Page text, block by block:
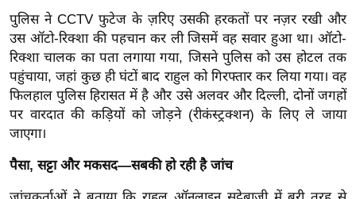
स्टा
इ
ल
टे
क्नॉ
लॉ
ब्यू
टी
पुलिस ने CCTV फुटेज के ज़रिए उसकी हरकतों पर नज़र रखी और
उस ऑटो-रिक्शा की पहचान कर ली जिसमें वह सवार हुआ था। ऑटो-
रिक्शा चालक का पता लगाया गया, जिसने पुलिस को उस होटल तक
पहुंचाया, जहां कुछ ही घंटों बाद राहुल को गिरफ्तार कर लिया गया। वह
फिलहाल पुलिस हिरासत में है और उसे अलवर और दिल्ली, दोनों जगहों
पर वारदात की कड़ियों को जोड़ने (रीकंस्ट्रक्शन) के लिए ले जाया
जाएगा।
पैसा, सट्टा और मकसद—सबकी हो रही है जांच